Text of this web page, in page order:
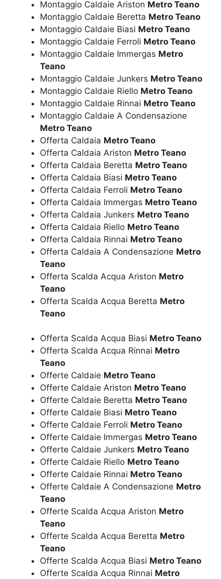
Montaggio Caldaie Ariston Metro Teano
Montaggio Caldaie Beretta Metro Teano
Montaggio Caldaie Biasi Metro Teano
Montaggio Caldaie Ferroli Metro Teano
Montaggio Caldaie Immergas Metro
Teano
Montaggio Caldaie Junkers Metro Teano
Montaggio Caldaie Riello Metro Teano
Montaggio Caldaie Rinnai Metro Teano
Montaggio Caldaie A Condensazione
Metro Teano
Offerta Caldaia Metro Teano
Offerta Caldaia Ariston Metro Teano
Offerta Caldaia Beretta Metro Teano
Offerta Caldaia Biasi Metro Teano
Offerta Caldaia Ferroli Metro Teano
Offerta Caldaia Immergas Metro Teano
Offerta Caldaia Junkers Metro Teano
Offerta Caldaia Riello Metro Teano
Offerta Caldaia Rinnai Metro Teano
Offerta Caldaia A Condensazione Metro
Teano
Offerta Scalda Acqua Ariston Metro
Teano
Offerta Scalda Acqua Beretta Metro
Teano
Offerta Scalda Acqua Biasi Metro Teano
Offerta Scalda Acqua Rinnai Metro
Teano
Offerte Caldaie Metro Teano
Offerte Caldaie Ariston Metro Teano
Offerte Caldaie Beretta Metro Teano
Offerte Caldaie Biasi Metro Teano
Offerte Caldaie Ferroli Metro Teano
Offerte Caldaie Immergas Metro Teano
Offerte Caldaie Junkers Metro Teano
Offerte Caldaie Riello Metro Teano
Offerte Caldaie Rinnai Metro Teano
Offerte Caldaie A Condensazione Metro
Teano
Offerte Scalda Acqua Ariston Metro
Teano
Offerte Scalda Acqua Beretta Metro
Teano
Offerte Scalda Acqua Biasi Metro Teano
Offerte Scalda Acqua Rinnai Metro